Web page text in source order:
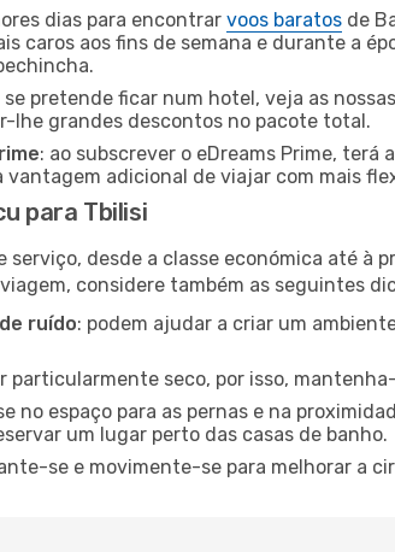
dias para encontrar voos baratos de
caros aos fins de semana e durante a
se pretende ficar num hotel, veja as nossas
lhe grandes descontos no pacote total.
: ao subscrever o eDreams Prime,
adicional de viajar com mais
para Tbilisi
serviço, desde a classe económica até à
considere também as seguintes
ruído: podem ajudar a criar um
particularmente seco, por isso,
no espaço para as pernas e na
um lugar perto das casas de banho.
se e movimente-se para melhorar a